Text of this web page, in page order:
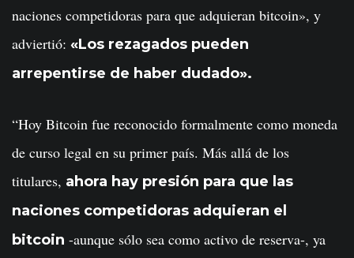
naciones competidoras para que adquieran bitcoin», y
adviertió: «Los rezagados pueden
arrepentirse de haber dudado».
“Hoy Bitcoin fue reconocido formalmente como moneda
de curso legal en su primer país. Más allá de los
titulares, ahora hay presión para que las
naciones competidoras adquieran el
bitcoin -aunque sólo sea como activo de reserva-, ya